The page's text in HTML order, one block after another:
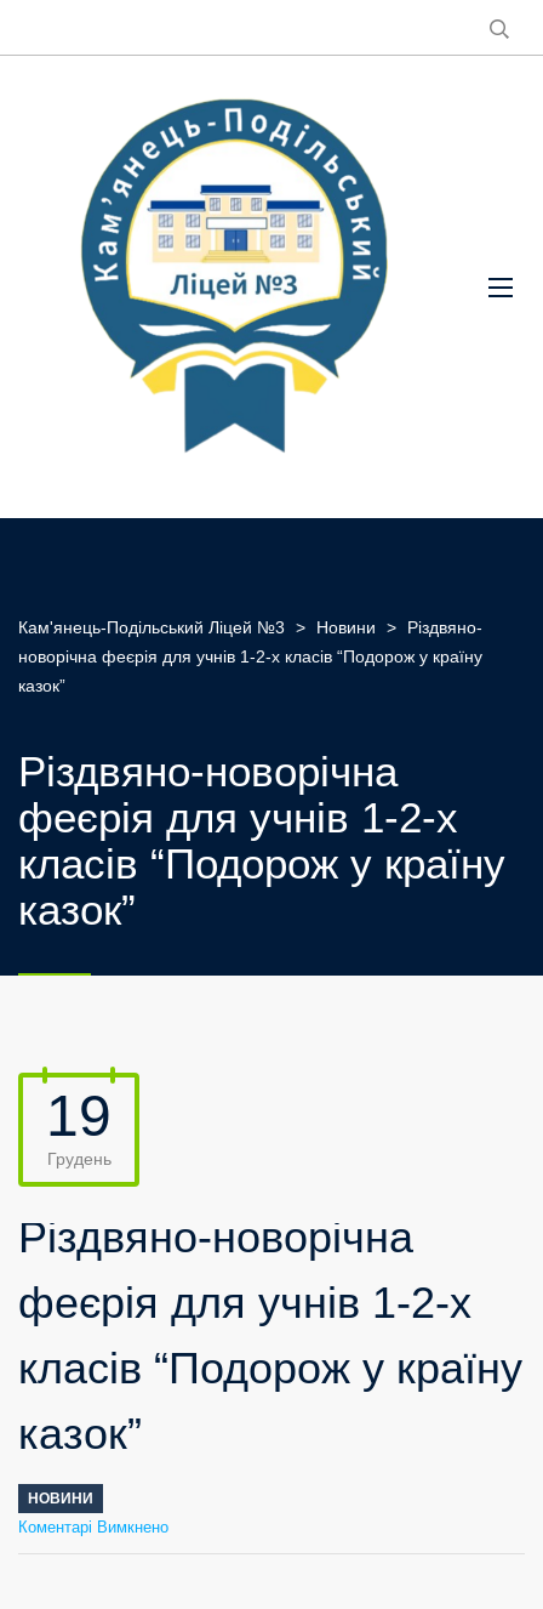
Кам'янець-Подільський Ліцей №3 > Новини >
Різдвяно-
новорічна феєрія для учнів 1-2-х класів “Подорож у країну
казок”
Різдвяно-новорічна
феєрія для учнів 1-2-х
класів “Подорож у країну
казок”
19
Грудень
Різдвяно-новорічна
феєрія для учнів 1-2-х
класів “Подорож у країну
казок”
НОВИНИ
Коментарі Вимкненодо
Різдвяно-
новорічна
учнів
1-
2-